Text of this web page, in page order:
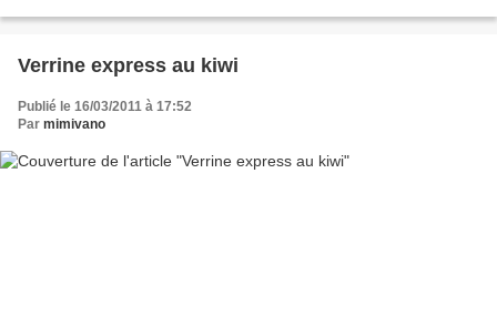
Verrine express au kiwi
Publié le 16/03/2011 à 17:52
Par mimivano